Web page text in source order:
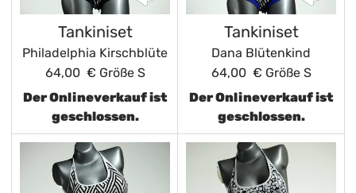
Tankiniset
Philadelphia Kirschblüte
64,00 € Größe S
Der Onlineverkauf ist
geschlossen.
Tankiniset
Dana Blütenkind
64,00 € Größe S
Der Onlineverkauf ist
geschlossen.